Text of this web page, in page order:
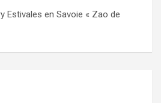
Estivales en Savoie « Zao de